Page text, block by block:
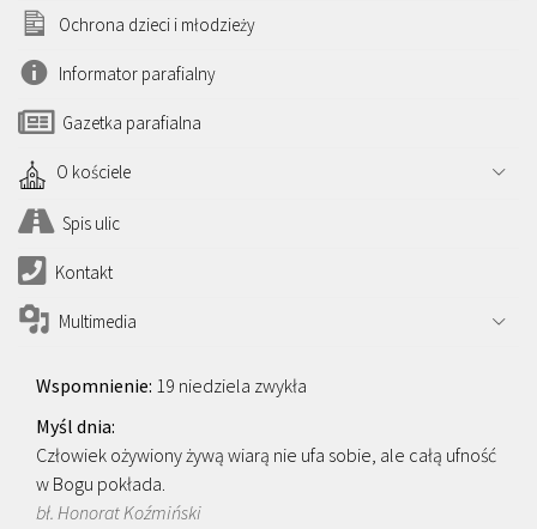
Ochrona dzieci i młodzieży
Informator parafialny
Gazetka parafialna
O kościele
Spis ulic
Kontakt
Multimedia
19 niedziela zwykła
Człowiek ożywiony żywą wiarą nie ufa sobie, ale całą ufność
w Bogu pokłada.
bł. Honorat Koźmiński